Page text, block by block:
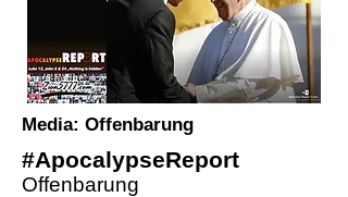
Media: Offenbarung
#ApocalypseReport
Offenbarung